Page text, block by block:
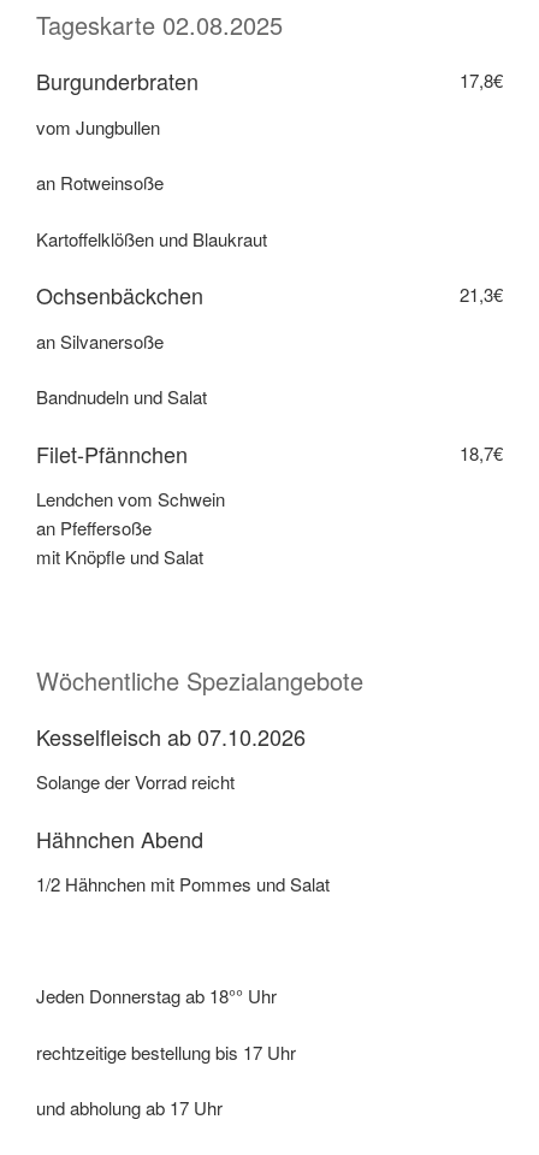
Tageskarte 02.08.2025
Burgunderbraten
17,8€
vom Jungbullen
an Rotweinsoße
Kartoffelklößen und Blaukraut
Ochsenbäckchen
21,3€
an Silvanersoße
Bandnudeln und Salat
Filet-Pfännchen
18,7€
Lendchen vom Schwein
an Pfeffersoße
mit Knöpfle und Salat
Wöchentliche Spezialangebote
Kesselfleisch ab 07.10.2026
Solange der Vorrad reicht
Hähnchen Abend
1/2 Hähnchen mit Pommes und Salat
Jeden Donnerstag ab 18°° Uhr
rechtzeitige bestellung bis 17 Uhr
und abholung ab 17 Uhr